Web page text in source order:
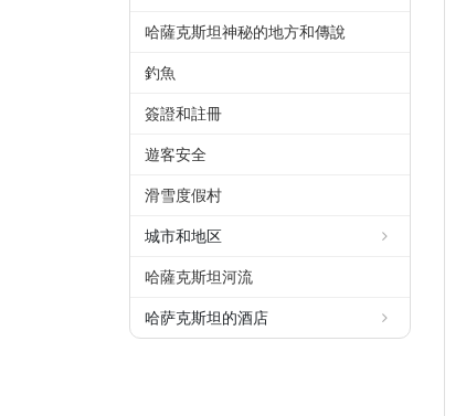
哈薩克斯坦神秘的地方和傳說
釣魚
簽證和註冊
遊客安全
滑雪度假村
城市和地区
哈薩克斯坦河流
哈萨克斯坦的酒店